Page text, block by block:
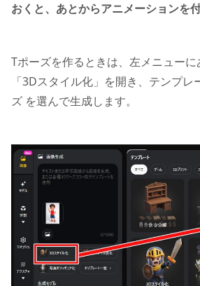
おくと、あとからアニメーションを
Tポーズを作るときは、左メニューに
「3Dスタイル化」を開き、テンプレ
ズ を選んで生成します。